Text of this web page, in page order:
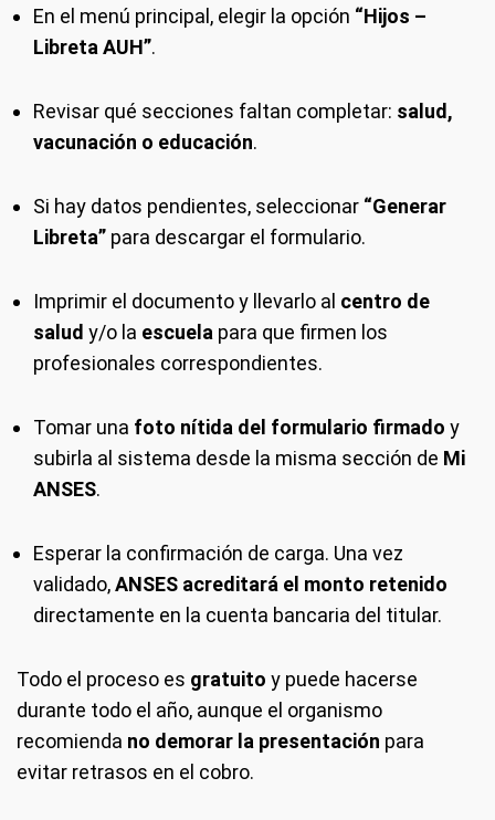
En el menú principal, elegir la opción “Hijos –
Libreta AUH”.
Revisar qué secciones faltan completar: salud,
vacunación o educación.
Si hay datos pendientes, seleccionar “Generar
Libreta” para descargar el formulario.
Imprimir el documento y llevarlo al centro de
salud y/o la escuela para que firmen los
profesionales correspondientes.
Tomar una foto nítida del formulario firmado y
subirla al sistema desde la misma sección de Mi
ANSES.
Esperar la confirmación de carga. Una vez
validado,ANSES acreditará el monto retenido
directamente en la cuenta bancaria del titular.
Todo el proceso es gratuito y puede hacerse
durante todo el año, aunque el organismo
recomienda no demorar la presentación para
evitar retrasos en el cobro.